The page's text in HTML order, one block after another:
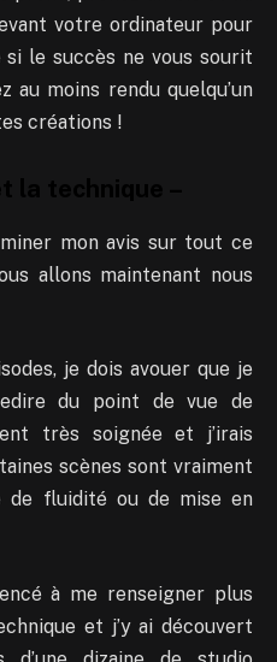
votre ordinateur pour
le succès ne vous sourit
au moins rendu quelqu’un
créations !
mon avis sur tout ce
allons maintenant nous
je dois avouer que je
du point de vue de
très soignée et j’irais
scènes sont vraiment
de fluidité ou de mise en
à me renseigner plus
et j’y ai découvert